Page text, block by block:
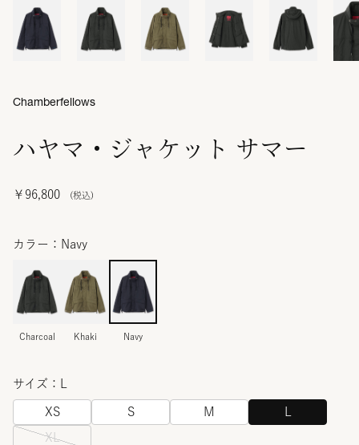
ハヤマ・ジャケット サマー
￥96,800
Chamberfellows
カラー：Navy
Charcoal Khaki Navy
サイズ：L
XS S M
XL